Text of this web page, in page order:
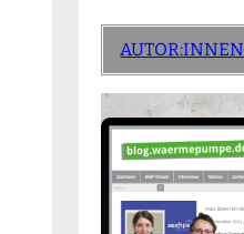
AUTOR:INNEN